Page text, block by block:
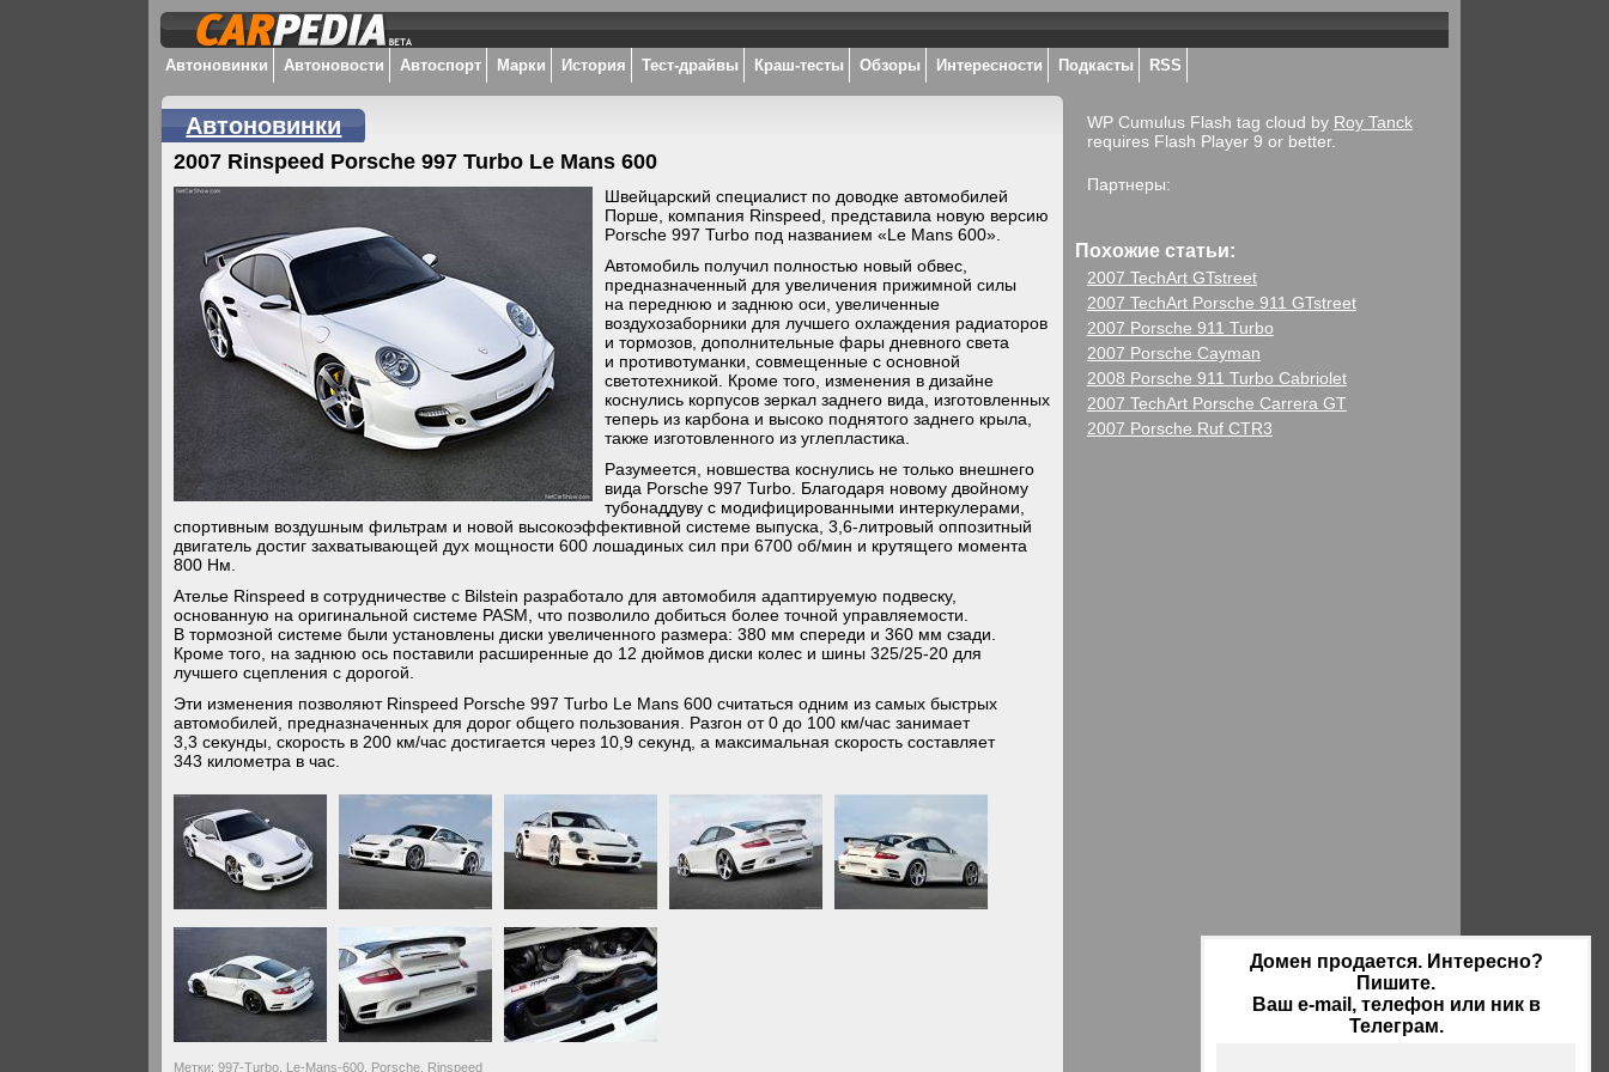
Автоновинки Автоновости Автоспорт Марки История Тест-драйвы Краш-тесты Обзоры Интересности Подкасты RSS
Автоновинки
2007 Rinspeed Porsche 997 Turbo Le Mans 600
Швейцарский специалист по доводке автомобилей
Порше, компания Rinspeed, представила новую версию
Porsche 997 Turbo под названием «Le Mans 600».
Автомобиль получил полностью новый обвес,
предназначенный для увеличения прижимной силы
на переднюю и заднюю оси, увеличенные
воздухозаборники для лучшего охлаждения радиаторов
и тормозов, дополнительные фары дневного света
и противотуманки, совмещенные с основной
светотехникой. Кроме того, изменения в дизайне
коснулись корпусов зеркал заднего вида, изготовленных
теперь из карбона и высоко поднятого заднего крыла,
также изготовленного из углепластика.
Разумеется, новшества коснулись не только внешнего
вида Porsche 997 Turbo. Благодаря новому двойному
тубонаддуву с модифицированными интеркулерами,
спортивным воздушным фильтрам и новой высокоэффективной системе выпуска, 3,6-литровый оппозитный
двигатель достиг захватывающей дух мощности 600 лошадиных сил при 6700 об/мин и крутящего момента
800 Нм.
Ателье Rinspeed в сотрудничестве с Bilstein разработало для автомобиля адаптируемую подвеску,
основанную на оригинальной системе PASM, что позволило добиться более точной управляемости.
В тормозной системе были установлены диски увеличенного размера: 380 мм спереди и 360 мм сзади.
Кроме того, на заднюю ось поставили расширенные до 12 дюймов диски колес и шины 325/25-20 для
лучшего сцепления с дорогой.
Эти изменения позволяют Rinspeed Porsche 997 Turbo Le Mans 600 считаться одним из самых быстрых
автомобилей, предназначенных для дорог общего пользования. Разгон от 0 до 100 км/час занимает
3,3 секунды, скорость в 200 км/час достигается через 10,9 секунд, а максимальная скорость составляет
343 километра в час.
Метки:997-Turbo Le-Mans-600 Porsche Rinspeed
WP Cumulus Flash tag cloud by Roy Tanck
requires Flash Player 9 or better.
Партнеры:
Похожие статьи:
2007 TechArt GTstreet
2007 TechArt Porsche 911 GTstreet
2007 Porsche 911 Turbo
2007 Porsche Cayman
2008 Porsche 911 Turbo Cabriolet
2007 TechArt Porsche Carrera GT
2007 Porsche Ruf CTR3
Домен продается. Интересно?
Пишите.
Ваш e-mail, телефон или ник в
Телеграм.